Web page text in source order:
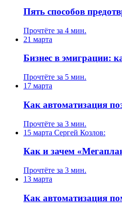
Пять способов
Прочтёте за 4 мин.
21 марта
Бизнес в эмиграции:
Прочтёте за 5 мин.
17 марта
Как автоматизация
Прочтёте за 3 мин.
15 марта Сергей Козлов:
Как и зачем
Прочтёте за 3 мин.
13 марта
Как автоматизация